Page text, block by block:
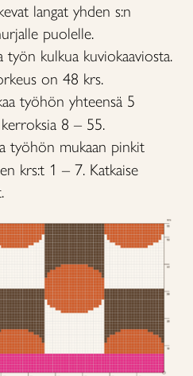
langat yhden s:n
puolelle.
työn kulkua kuviokaaviosta.
on 48 krs.
työhön yhteensä 5
8 – 55.
työhön mukaan pinkit
krs:t 1 – 7. Katkaise